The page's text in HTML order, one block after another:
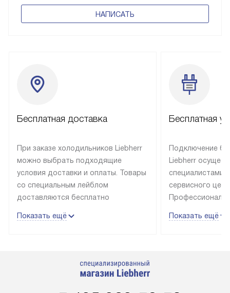
НАПИСАТЬ
Бесплатная доставка
При заказе холодильников Liebherr
можно выбрать подходящие
условия доставки и оплаты. Товары
со специальным лейблом
доставляются бесплатно
до подъезда, выезд за МКАД
в течение трех дней. Доставка
Показать ещё
Бесплатная
Подключение
Liebherr
специалистами
сервисного
эксплуатации
Показать ещё